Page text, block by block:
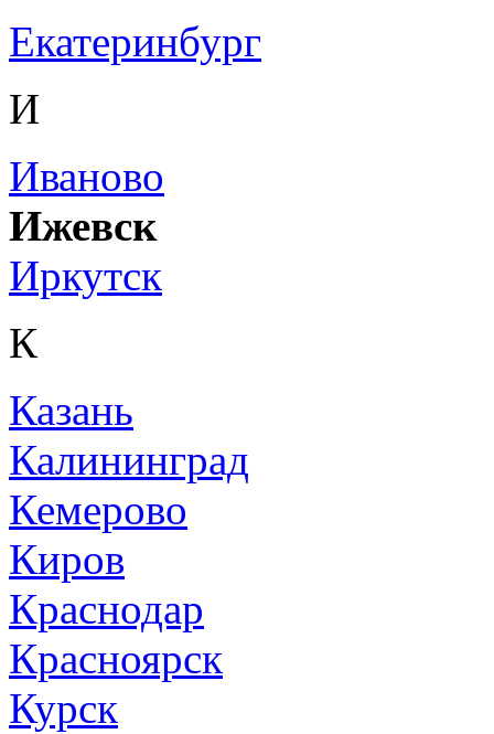
Екатеринбург
И
Иваново
Ижевск
Иркутск
К
Казань
Калининград
Кемерово
Киров
Краснодар
Красноярск
Курск